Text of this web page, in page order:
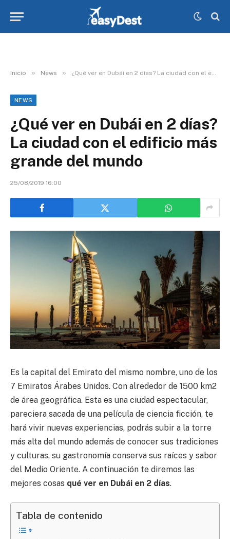
Inicio » News » ¿Qué ver en Dubái en 2 días? La ciudad con el edificio más grande del mundo
NEWS
¿Qué ver en Dubái en 2 días?
La ciudad con el edificio más
grande del mundo
25/08/2019 16:00
Es la capital del Emirato del mismo nombre, uno de los
7 Emiratos Árabes Unidos. Con alrededor de 1500 km2
de área geográfica. Esta es una ciudad espectacular,
pareciera sacada de una película de ciencia ficción, te
hará vivir nuevas experiencias, podrás subir a la torre
más alta del mundo además de conocer sus tradiciones
y culturas, su gastronomía conserva sus raíces y sabor
del Medio Oriente. A continuación te diremos las
mejores cosas qué ver en Dubái en 2 días.
Tabla de contenido